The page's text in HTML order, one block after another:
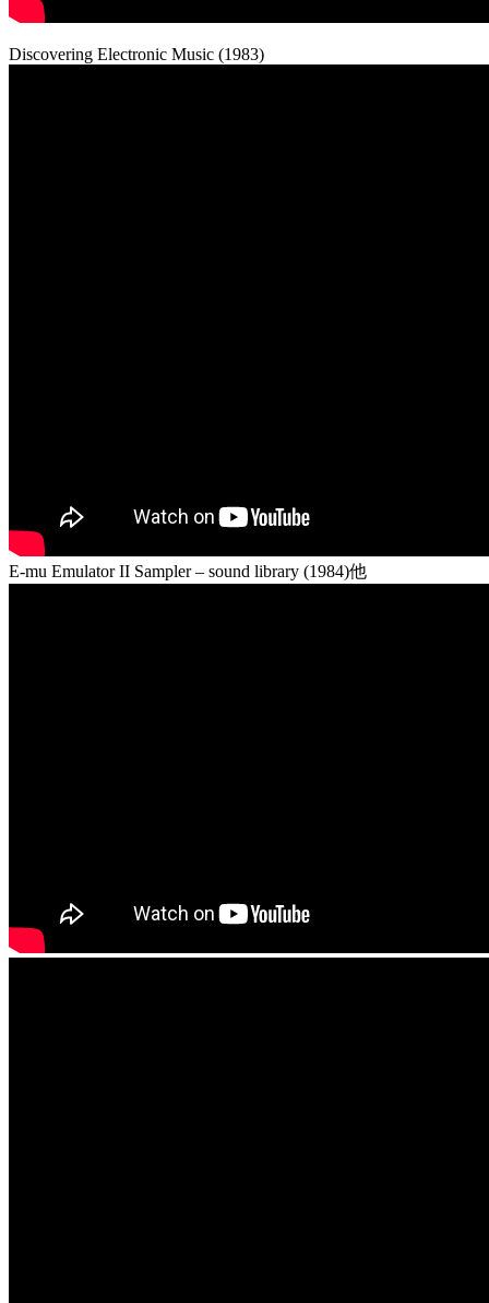
Discovering Electronic Music (1983)
E-mu Emulator II Sampler – sound library (1984)他